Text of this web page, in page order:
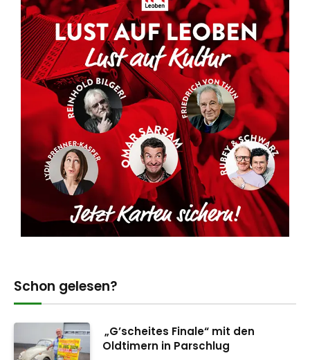
Schon gelesen?
„G’scheites Finale“ mit den
Oldtimern in Parschlug